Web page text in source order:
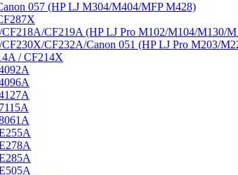
057 (HP LJ M304/M404/MFP M428)
CF219A (HP LJ Pro M102/M104/M130/
CF232A/Canon 051 (HP LJ Pro M203/
/ CF214X